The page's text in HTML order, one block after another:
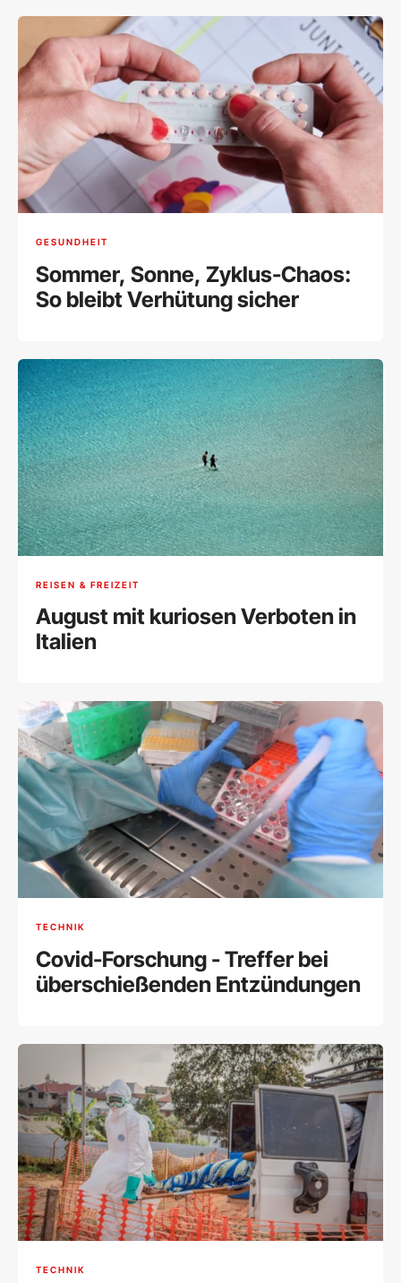
GESUNDHEIT
Sommer, Sonne, Zyklus-Chaos:
So bleibt Verhütung sicher
REISEN & FREIZEIT
August mit kuriosen Verboten in
Italien
TECHNIK
Covid-Forschung - Treffer bei
überschießenden Entzündungen
TECHNIK